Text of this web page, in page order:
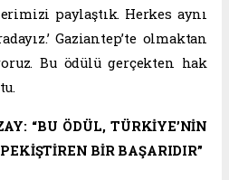
paylaştık. Herkes aynı
Gaziantep’te olmaktan
Bu ödülü gerçekten hak
“BU ÖDÜL, TÜRKİYE’NİN
BİR BAŞARIDIR”